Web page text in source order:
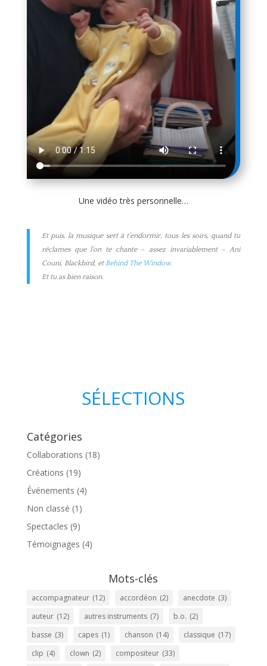
Une vidéo très personnelle…
Et puis, la musique sert à t’endormir, tous les soirs, quand tu
réclames que l’on te chante – assez invariablement – Ani
Couni, Blackbird, et Behind The Window.
Et tu as bien raison.
SÉLECTIONS
Catégories
Collaborations (18)
Créations (19)
Événements (4)
Non classé (1)
Spectacles (9)
Témoignages (4)
Mots-clés
accompagnateur (12) accordéon (2) anecdote (3)
auteur (12) autres instruments (7) b.o. (2)
basse (3) capes (1) chanson (14) classique (17)
clip (4) clown (2) compositeur (33)